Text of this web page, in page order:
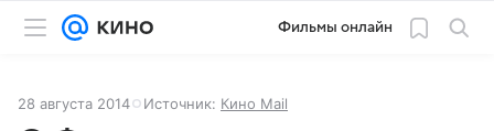
Фильмы онлайн
28 августа 2014 Источник: Кино Mail